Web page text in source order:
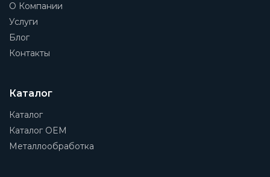
О Компании
Услуги
Блог
Контакты
Каталог
Каталог
Каталог OEM
Металлообработка